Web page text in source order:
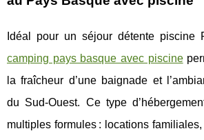
Idéal pour un séjour détente piscine
camping pays basque avec piscine
la fraîcheur d’une baignade et
du Sud-Ouest. Cetype
multiples formules : locations